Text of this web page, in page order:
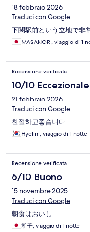
18 febbraio 2026
Traduci con Google
下関駅前という立地で非
MASANORI, viaggio di 1
Recensione verificata
10/10 Eccezionale
21 febbraio 2026
Traduci con Google
친절하고좋습니다
Hyelim, viaggio di 1 notte
Recensione verificata
6/10 Buono
15 novembre 2025
Traduci con Google
朝食はおいし
和子, viaggio di 1 notte